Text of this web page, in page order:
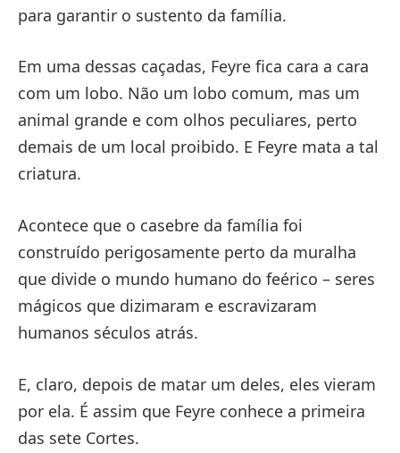
para garantir o sustento da família.
Em uma dessas caçadas, Feyre fica cara a cara
com um lobo. Não um lobo comum, mas um
animal grande e com olhos peculiares, perto
demais de um local proibido. E Feyre mata a tal
criatura.
Acontece que o casebre da família foi
construído perigosamente perto da muralha
que divide o mundo humano do feérico – seres
mágicos que dizimaram e escravizaram
humanos séculos atrás.
E, claro, depois de matar um deles, eles vieram
por ela. É assim que Feyre conhece a primeira
das sete Cortes.